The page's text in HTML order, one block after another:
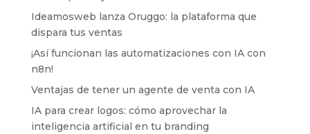
Ideamosweb lanza Oruggo: la plataforma que
dispara tus ventas
¡Así funcionan las automatizaciones con IA con
n8n!
Ventajas de tener un agente de venta con IA
IA para crear logos: cómo aprovechar la
inteligencia artificial en tu branding